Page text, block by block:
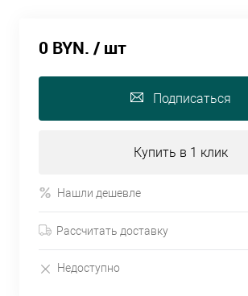
0 BYN. / шт
Подписаться
Купить в 1 клик
Нашли дешевле
Рассчитать доставку
Недоступно